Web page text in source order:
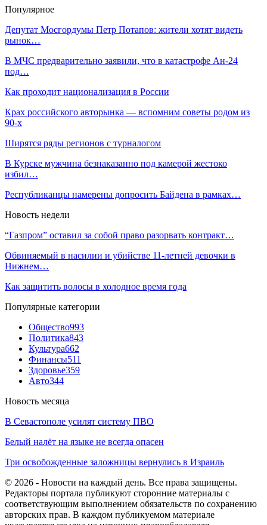
Популярное
Депутат Мосгордумы Петр Потапов: жители хотят видеть
рынок…
В МЧС предварительно заявили, что в катастрофе Ан-24
под…
Как проходит национализация в России
Крах российского авторынка — вспомним советы родом из
90-х
Ширятся ряды регионов с турналогом
В Курске мужчина безнаказанно под камерой жестоко
избил…
Республиканцы намерены допросить Байдена в рамках…
Новость недели
“Газпром” оставил за собой право разорвать контракт…
Обвиняемый в насилии и убийстве 11-летней девочки в
Нижнем…
Как защитить волосы в холодное время года
Популярные категории
Общество993
Политика843
Культура662
Финансы511
Здоровье359
Авто344
Новость месяца
В Севастополе усилят систему ПВО
Белый налёт на языке не всегда опасен
Три освобожденные заложницы вернулись в Израиль
© 2026 - Новости на каждый день. Все права защищены.
Редакторы портала публикуют сторонние материалы с
соответствующим выполнением обязательств по сохранению
авторских прав. В каждом публикуемом материале